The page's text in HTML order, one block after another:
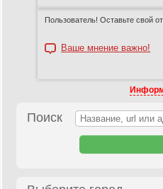
Пользователь! Оставьте свой
Ваше мнение важно!
Поиск